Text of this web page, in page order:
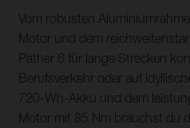
Vom robusten
Motor und dem
Pather 6 für lange Strecken
Berufsverkehr oder auf
720-Wh-Akku und dem
Motor mit 85 Nm brauchst du